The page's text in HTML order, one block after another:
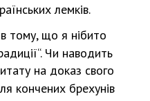
лемків.
тому, що я нібито
Чи наводить
на доказ свого
кончених брехунів